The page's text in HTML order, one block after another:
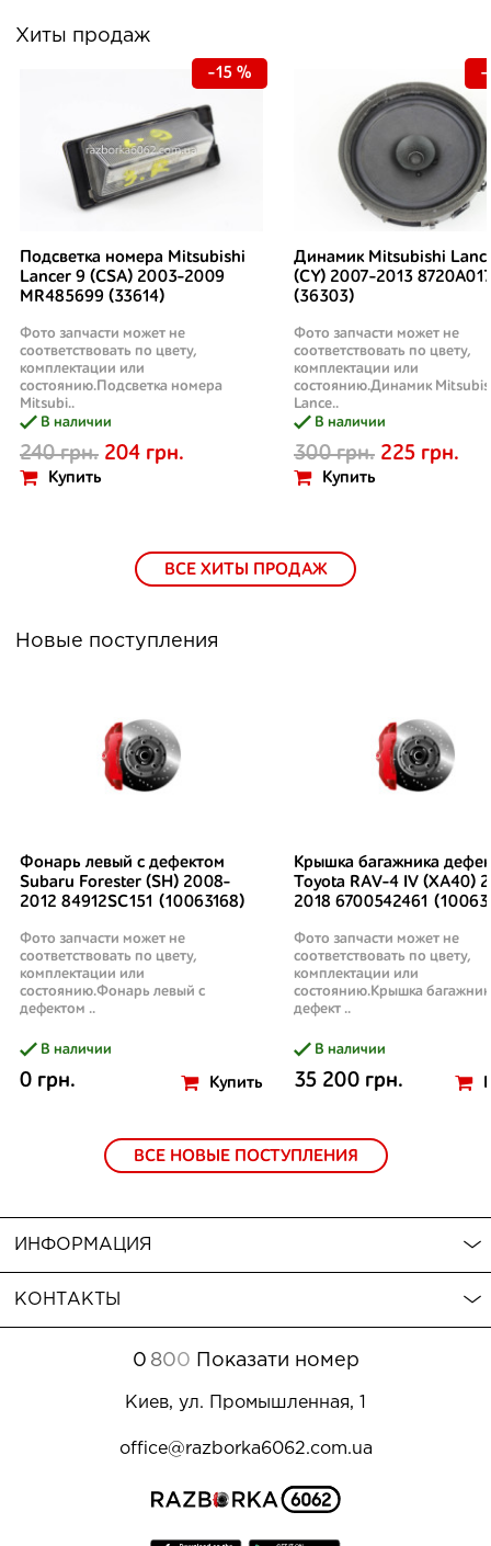
Хиты продаж
Подсветка номера Mitsubishi
Lancer 9 (CSA) 2003-2009
MR485699 (33614)
Фото запчасти может не
соответствовать по цвету,
комплектации или
состоянию.Подсветка номера
Mitsubi..
В наличии
240 грн. 204 грн.
Купить
-15 %
Динамик Mitsubishi
(CY) 2007-2013
(36303)
Фото запчасти может не
соответствовать по цвету,
комплектации или
состоянию.Динамик
Lance..
В наличии
300 грн. 225 грн.
Купить
-
ВСЕ ХИТЫ ПРОДАЖ
Новые поступления
Фонарь левый с дефектом
Subaru Forester (SH) 2008-
2012 84912SC151 (10063168)
Фото запчасти может не
соответствовать по цвету,
комплектации или
состоянию.Фонарь левый с
дефектом ..
В наличии
0 грн. Купить
Крышка багажника
Toyota RAV-4 IV (XA40)
2018 6700542461
Фото запчасти может не
соответствовать по цвету,
комплектации или
состоянию.Крышка
дефект ..
В наличии
35 200 грн.
ВСЕ НОВЫЕ ПОСТУПЛЕНИЯ
ИНФОРМАЦИЯ
КОНТАКТЫ
0 800 Показати номер
Киев, ул. Промышленная, 1
office@razborka6062.com.ua